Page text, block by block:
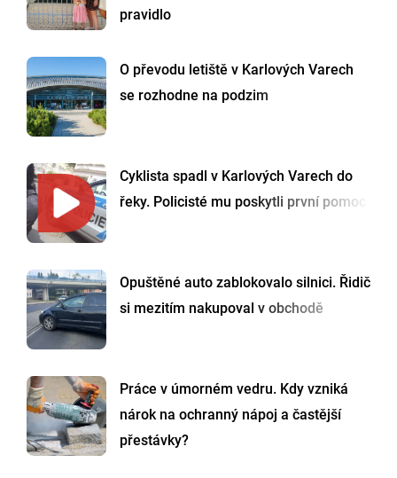
pravidlo
O převodu letiště v Karlových Varech
se rozhodne na podzim
Cyklista spadl v Karlových Varech do
řeky. Policisté mu poskytli první pomoc
Opuštěné auto zablokovalo silnici. Řidič
si mezitím nakupoval v obchodě
Práce v úmorném vedru. Kdy vzniká
nárok na ochranný nápoj a častější
přestávky?